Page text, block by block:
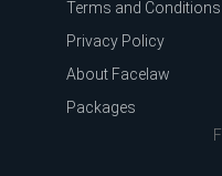
Terms and Conditions
Privacy Policy
About Facelaw
Packages